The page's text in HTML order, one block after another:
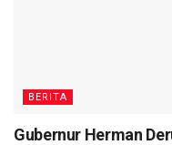
BERITA
Gubernur Herman